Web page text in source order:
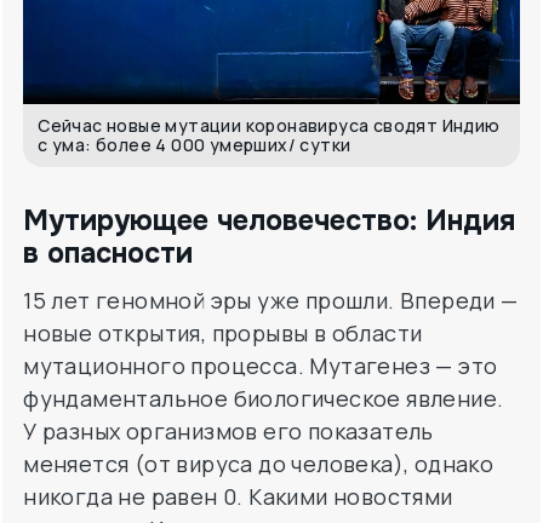
Сейчас новые мутации коронавируса сводят Индию
с ума: более 4 000 умерших/ сутки
Мутирующее человечество: Индия
в опасности
15 лет геномной эры уже прошли. Впереди —
новые открытия, прорывы в области
фундаментальное биологическое явление.
У разных организмов его показатель
меняется (от вируса до человека), однако
никогда не равен 0. Какими новостями
пугает нас Индия с ее высоким процентом
мутаций у людей? 7-летняя девочка
Раджешвари превращается в камень из-за